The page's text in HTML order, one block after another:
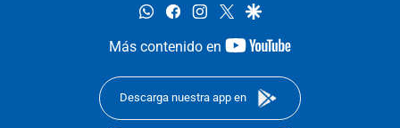
whatsappfacebookinstagram
twittergoogle
Más contenido en
youtube-
Descarga nuestra app en